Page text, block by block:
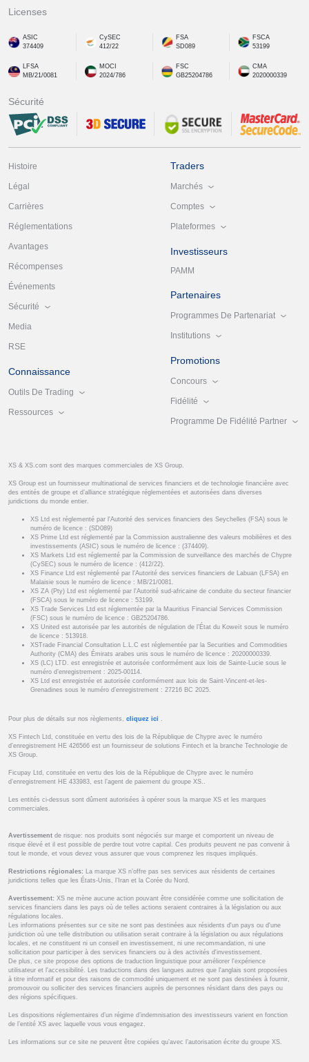
Licenses
ASIC
374409
CySEC
412/22
FSA
SD089
FSCA
53199
LFSA
MB/21/0081
MOCI
2024/786
FSC
GB25204786
CMA
2020000339
Sécurité
Histoire
Légal
Carrières
Réglementations
Avantages
Récompenses
Événements
Sécurité
Media
RSE
Connaissance
Outils De Trading
Ressources
Traders
Marchés
Comptes
Plateformes
Investisseurs
PAMM
Partenaires
Programmes De Partenariat
Institutions
Promotions
Concours
Fidélité
Programme De Fidélité Partner
XS & XS.com sont des marques commerciales de XS Group.
XS Group est un fournisseur multinational de services financiers et de technologie financière avec
des entités de groupe et d’alliance stratégique réglementées et autorisées dans diverses
juridictions du monde entier.
XS Ltd est réglementé par l'Autorité des services financiers des Seychelles (FSA) sous le
numéro de licence : (SD089)
XS Prime Ltd est réglementé par la Commission australienne des valeurs mobilières et des
investissements (ASIC) sous le numéro de licence : (374409).
XS Markets Ltd est réglementé par la Commission de surveillance des marchés de Chypre
(CySEC) sous le numéro de licence : (412/22).
XS Finance Ltd est réglementé par l'Autorité des services financiers de Labuan (LFSA) en
Malaisie sous le numéro de licence : MB/21/0081.
XS ZA (Pty) Ltd est réglementé par l'Autorité sud-africaine de conduite du secteur financier
(FSCA) sous le numéro de licence : 53199.
XS Trade Services Ltd est réglementée par la Mauritius Financial Services Commission
(FSC) sous le numéro de licence : GB25204786.
XS United est autorisée par les autorités de régulation de l’État du Koweït sous le numéro
de licence : 513918.
XSTrade Financial Consultation L.L.C est réglementée par la Securities and Commodities
Authority (CMA) des Émirats arabes unis sous le numéro de licence : 20200000339.
XS (LC) LTD. est enregistrée et autorisée conformément aux lois de Sainte-Lucie sous le
numéro d’enregistrement : 2025-00114.
XS Ltd est enregistrée et autorisée conformément aux lois de Saint-Vincent-et-les-
Grenadines sous le numéro d’enregistrement : 27216 BC 2025.
Pour plus de détails sur nos règlements, cliquez ici .
XS Fintech Ltd, constituée en vertu des lois de la République de Chypre avec le numéro
d’enregistrement HE 426566 est un fournisseur de solutions Fintech et la branche Technologie de
XS Group.
Ficupay Ltd, constituée en vertu des lois de la République de Chypre avec le numéro
d’enregistrement HE 433983, est l’agent de paiement du groupe XS..
Les entités ci-dessus sont dûment autorisées à opérer sous la marque XS et les marques
commerciales.
Avertissement de risque: nos produits sont négociés sur marge et comportent un niveau de
risque élevé et il est possible de perdre tout votre capital. Ces produits peuvent ne pas convenir à
tout le monde, et vous devez vous assurer que vous comprenez les risques impliqués.
Restrictions régionales: La marque XS n’offre pas ses services aux résidents de certaines
juridictions telles que les États-Unis, l’Iran et la Corée du Nord.
Avertissement: XS ne mène aucune action pouvant être considérée comme une sollicitation de
services financiers dans les pays où de telles actions seraient contraires à la législation ou aux
régulations locales.
Les informations présentes sur ce site ne sont pas destinées aux résidents d'un pays ou d'une
juridiction où une telle distribution ou utilisation serait contraire à la législation ou aux régulations
locales, et ne constituent ni un conseil en investissement, ni une recommandation, ni une
sollicitation pour participer à des services financiers ou à des activités d'investissement.
De plus, ce site propose des options de traduction linguistique pour améliorer l'expérience
utilisateur et l'accessibilité. Les traductions dans des langues autres que l'anglais sont proposées
à titre informatif et pour des raisons de commodité uniquement et ne sont pas destinées à fournir,
promouvoir ou solliciter des services financiers auprès de personnes résidant dans des pays ou
des régions spécifiques.
Les dispositions réglementaires d’un régime d’indemnisation des investisseurs varient en fonction
de l’entité XS avec laquelle vous vous engagez.
Les informations sur ce site ne peuvent être copiées qu’avec l’autorisation écrite du groupe XS.